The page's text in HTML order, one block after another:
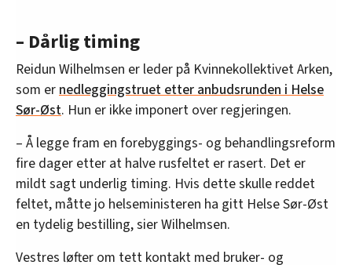
Bygge ut basistjenester innen TSB (tverrfaglig
spesialisert rusbehandling) i alle helseforetak.
Etablere behandlingstilbud til barn og unge,
voldsutsatte kvinner med ruslidelser og etablere
integrert ettervern.
Her kan du lese stortingsmeldingen:Trygghet,
fellesskap og verdighet – Forebyggings- og
behandlingsreformen for rusfeltet Del I – en ny
politikk for forebygging, skadereduksjon og
behandling
– Dårlig timing
Reidun Wilhelmsen er leder på Kvinnekollektivet Arken,
som er nedleggingstruet etter anbudsrunden i Helse
Sør-Øst. Hun er ikke imponert over regjeringen.
– Å legge fram en forebyggings- og behandlingsreform
fire dager etter at halve rusfeltet er rasert. Det er
mildt sagt underlig timing. Hvis dette skulle reddet
feltet, måtte jo helseministeren ha gitt Helse Sør-Øst
en tydelig bestilling, sier Wilhelmsen.
Vestres løfter om tett kontakt med bruker- og